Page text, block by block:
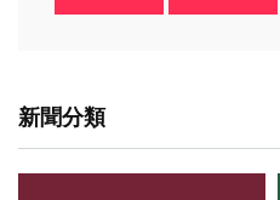
新聞分類